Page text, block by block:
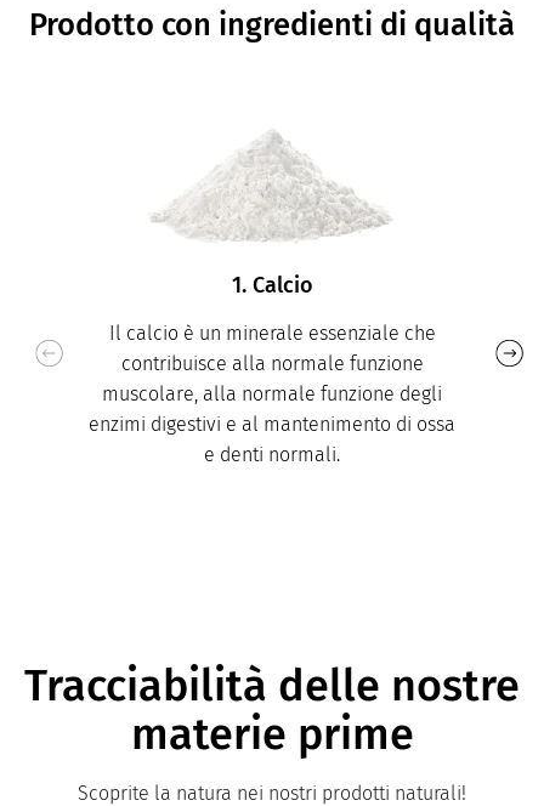
Prodotto con ingredienti di qualità
1. Calcio
Il calcio è un minerale essenziale che
contribuisce alla normale funzione
muscolare, alla normale funzione degli
enzimi digestivi e al mantenimento di ossa
e denti normali.
Tracciabilità delle nostre
materie prime
Scoprite la natura nei nostri prodotti naturali!